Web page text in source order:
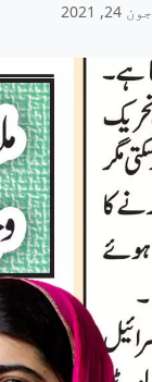
جون 24, 2021